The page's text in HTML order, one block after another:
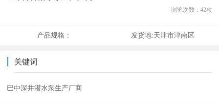
浏览次数： 42次
产品规格： 发货地:天津市津南区
关键词
巴中深井潜水泵生产厂商